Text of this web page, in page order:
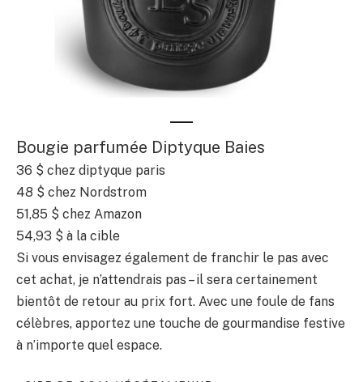
Bougie parfumée Diptyque Baies
36 $ chez diptyque paris
48 $ chez Nordstrom
51,85 $ chez Amazon
54,93 $ à la cible
Si vous envisagez également de franchir le pas avec
cet achat, je n’attendrais pas – il sera certainement
bientôt de retour au prix fort. Avec une foule de fans
célèbres, apportez une touche de gourmandise festive
à n’importe quel espace.